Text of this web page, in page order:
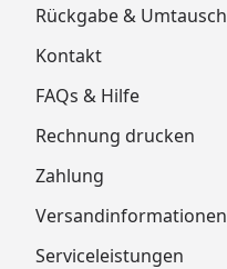
Rückgabe & Umtausch
Kontakt
FAQs & Hilfe
Rechnung drucken
Zahlung
Versandinformationen
Serviceleistungen